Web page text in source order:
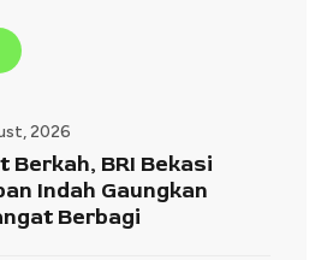
2026
Berkah, BRI Bekasi
Indah Gaungkan
Berbagi